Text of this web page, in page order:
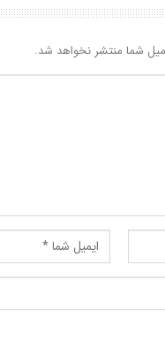
شما منتشر نخواهد شد.